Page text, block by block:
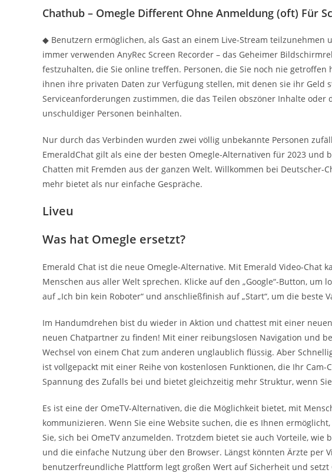
Chathub – Omegle Different Ohne Anmeldung (oft) Für
◆ Benutzern ermöglichen, als Gast an einem Live-Stream teilzunehmen
immer verwenden AnyRec Screen Recorder – das Geheimer
festzuhalten, die Sie online treffen. Personen, die Sie noch nie
ihnen ihre privaten Daten zur Verfügung stellen, mit denen sie ihr Geld
Serviceanforderungen zustimmen, die das Teilen obszöner Inhalte
unschuldiger Personen beinhalten.
Nur durch das Verbinden wurden zwei völlig unbekannte Personen
EmeraldChat gilt als eine der besten Omegle-Alternativen für 2023 und
Chatten mit Fremden aus der ganzen Welt. Willkommen bei Deutscher-
mehr bietet als nur einfache Gespräche.
Liveu
Was hat Omegle ersetzt?
Emerald Chat ist die neue Omegle-Alternative. Mit Emerald Video-Chat
Menschen aus aller Welt sprechen. Klicke auf den „Google“-Button, um
auf „Ich bin kein Roboter“ und anschließfinish auf „Start“, um die beste
Im Handumdrehen bist du wieder in Aktion und chattest mit einer
neuen Chatpartner zu finden! Mit einer reibungslosen Navigation und
Wechsel von einem Chat zum anderen unglaublich flüssig. Aber
ist vollgepackt mit einer Reihe von kostenlosen Funktionen, die Ihr
Spannung des Zufalls bei und bietet gleichzeitig mehr Struktur, wenn
Es ist eine der OmeTV-Alternativen, die die Möglichkeit bietet, mit
kommunizieren. Wenn Sie eine Website suchen, die es Ihnen
Sie, sich bei OmeTV anzumelden. Trotzdem bietet sie auch Vorteile, wie
und die einfache Nutzung über den Browser. Längst könnten Ärzte per
benutzerfreundliche Plattform legt großen Wert auf Sicherheit und